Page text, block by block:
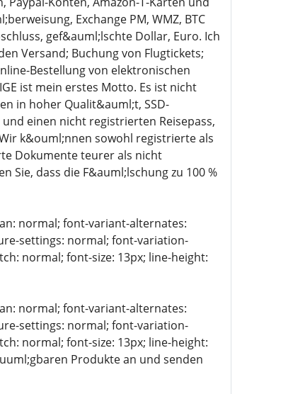
Exchange PM, WMZ, BTC
gef&auml;lschte Dollar, Euro. Ich
Versand; Buchung von Flugtickets;
Bestellung von elektronischen
ist mein erstes Motto. Es ist nicht
in hoher Qualit&auml;t, SSD-
einen nicht registrierten Reisepass,
k&ouml;nnen sowohl registrierte als
Dokumente teurer als nicht
Sie, dass die F&auml;lschung zu 100 %
normal; font-variant-alternates:
settings: normal; font-variation-
normal; font-size: 13px; line-height:
normal; font-variant-alternates:
settings: normal; font-variation-
normal; font-size: 13px; line-height:
Produkte an und senden